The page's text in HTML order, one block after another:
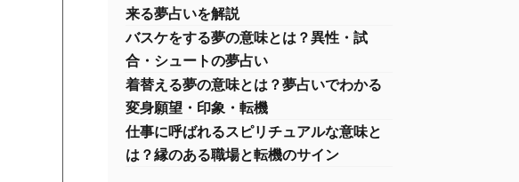
来る夢占いを解説
バスケをする夢の意味とは？異性・試
合・シュートの夢占い
着替える夢の意味とは？夢占いでわかる
変身願望・印象・転機
仕事に呼ばれるスピリチュアルな意味と
は？縁のある職場と転機のサイン